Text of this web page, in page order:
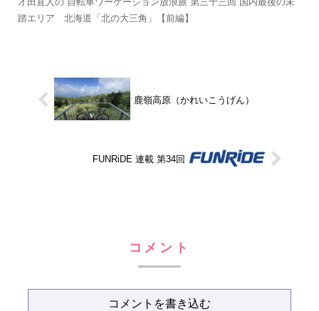
踏エリア 北海道「北の大三角」【前編】
鹿嶺高原（かれいこうげん）
FUNRiDE 連載 第34回
コメント
コメントを書き込む